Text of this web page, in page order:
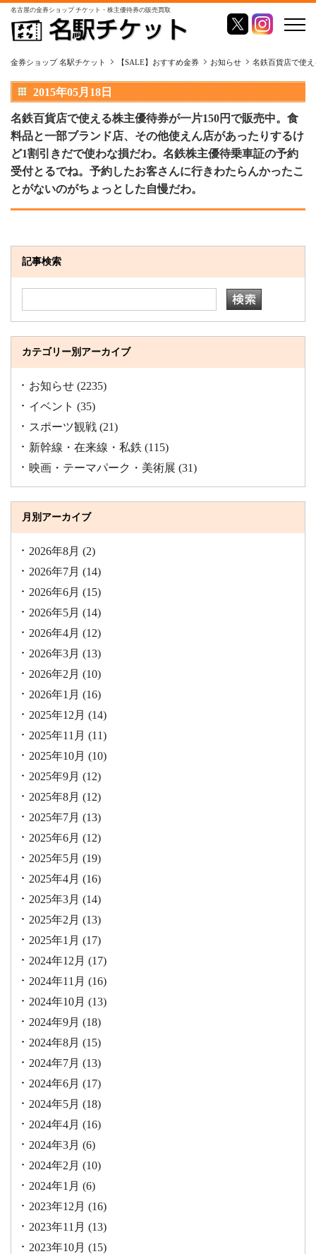
名古屋の金券ショップ チケット・株主優待券の販売買取
金券ショップ 名駅チケット 【SALE】おすすめ金券 お知らせ 名鉄百貨店で使
2015年05月18日
名鉄百貨店で使える株主優待券が一片150円で販売中。食
料品と一部ブランド店、その他使えん店があったりするけ
ど1割引きだで使わな損だわ。名鉄株主優待乗車証の予約
受付とるでね。予約したお客さんに行きわたらんかったこ
とがないのがちょっとした自慢だわ。
記事検索
カテゴリー別アーカイブ
お知らせ (2235)
イベント (35)
スポーツ観戦 (21)
新幹線・在来線・私鉄 (115)
映画・テーマパーク・美術展 (31)
月別アーカイブ
2026年8月 (2)
2026年7月 (14)
2026年6月 (15)
2026年5月 (14)
2026年4月 (12)
2026年3月 (13)
2026年2月 (10)
2026年1月 (16)
2025年12月 (14)
2025年11月 (11)
2025年10月 (10)
2025年9月 (12)
2025年8月 (12)
2025年7月 (13)
2025年6月 (12)
2025年5月 (19)
2025年4月 (16)
2025年3月 (14)
2025年2月 (13)
2025年1月 (17)
2024年12月 (17)
2024年11月 (16)
2024年10月 (13)
2024年9月 (18)
2024年8月 (15)
2024年7月 (13)
2024年6月 (17)
2024年5月 (18)
2024年4月 (16)
2024年3月 (6)
2024年2月 (10)
2024年1月 (6)
2023年12月 (16)
2023年11月 (13)
2023年10月 (15)